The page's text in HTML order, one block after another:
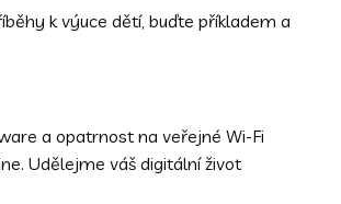
k výuce dětí, buďte příkladem a
a opatrnost na veřejné Wi-Fi
Udělejme váš digitální život